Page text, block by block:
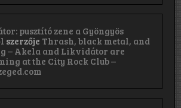
pusztító zene a Gyöngyös
szerzője Thrash, black metal, and
– Akela and Likvidátor are
at the City Rock Club –